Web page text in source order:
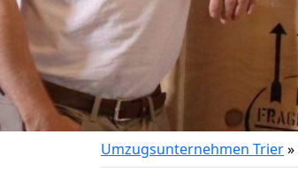
Umzugsunternehmen Trier»